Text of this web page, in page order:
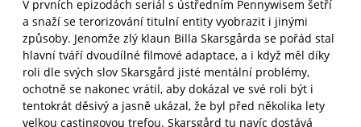
V prvních epizodách seriál s ústředním Pennywisem šetří
a snaží se terorizování titulní entity vyobrazit i jinými
způsoby. Jenomže zlý klaun Billa Skarsgårda se pořád stal
hlavní tváří dvoudílné filmové adaptace, a i když měl díky
roli dle svých slov Skarsgård jisté mentální problémy,
ochotně se nakonec vrátil, aby dokázal ve své roli být i
tentokrát děsivý a jasně ukázal, že byl před několika lety
velkou castingovou trefou. Skarsgård tu navíc dostává